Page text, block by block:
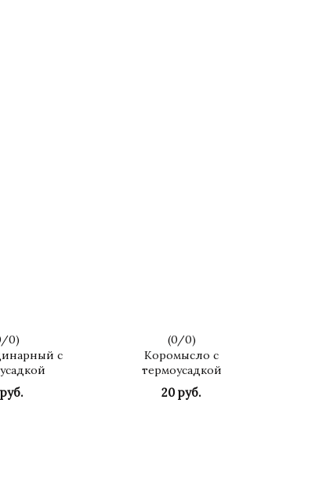
/0)
с
(0/0)
Коромысло с
термоусадкой
20 руб.